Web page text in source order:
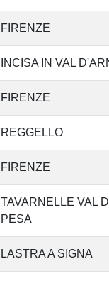
FIRENZE
INCISA IN VAL
FIRENZE
REGGELLO
FIRENZE
TAVARNELLE VAL DI
PESA
LASTRA A SIGNA